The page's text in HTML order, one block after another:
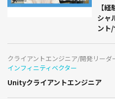
【
シャ
ント
クライアントエンジニア/開発リーダ
インフィニティベクター
Unityクライアントエンジニア